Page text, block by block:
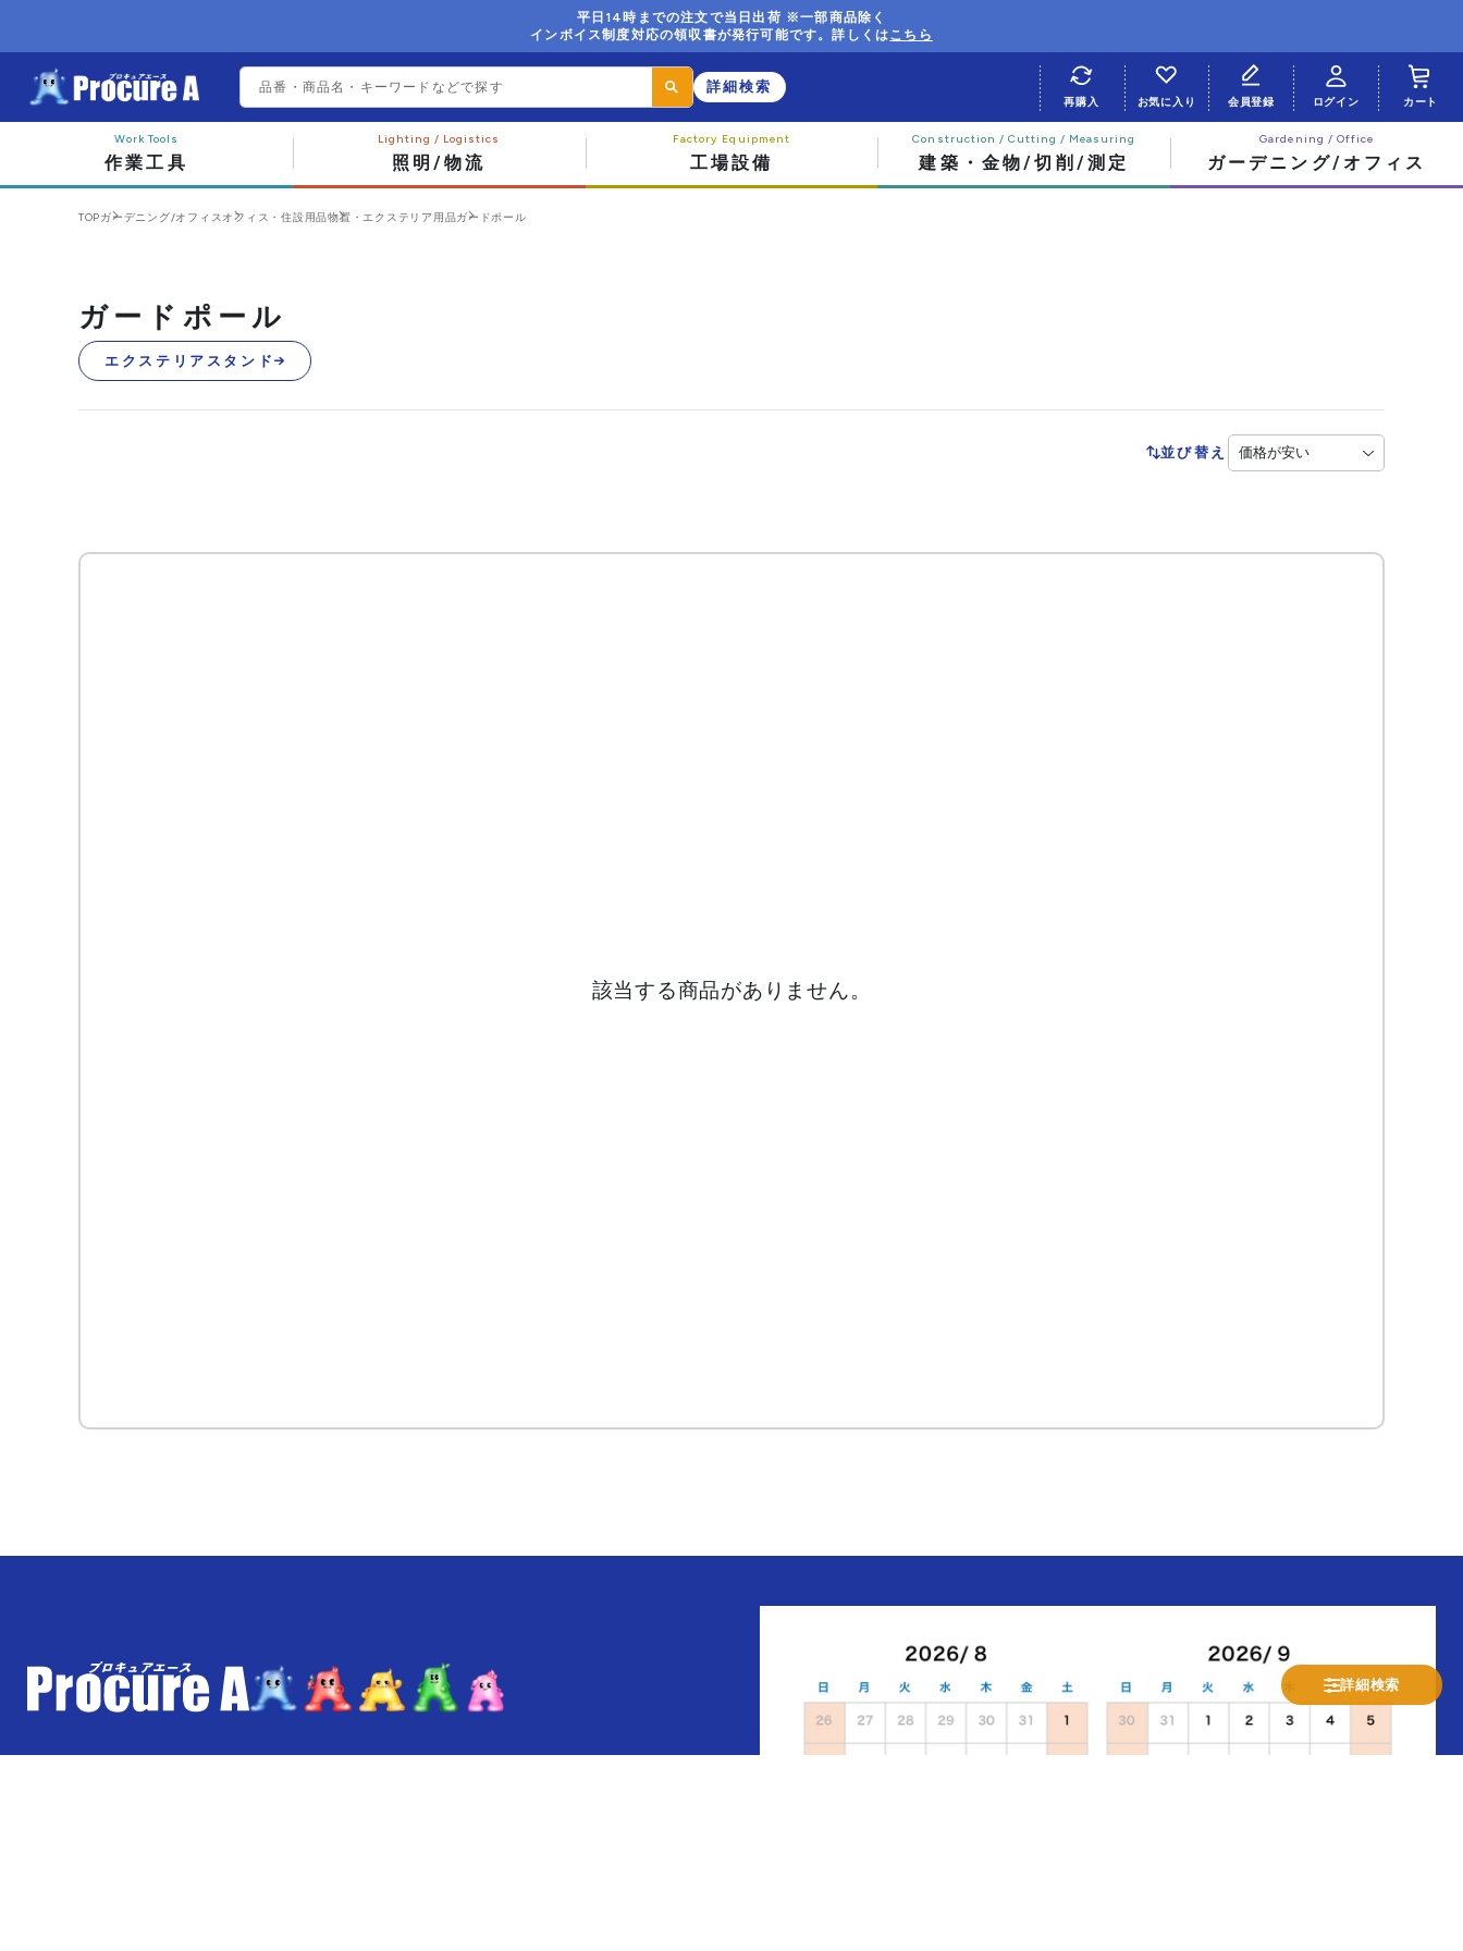
平日14時までの注文で当日出荷 ※一部商品除く
インボイス制度対応の領収書が発行可能です。詳しくはこちら
詳細検索
作業工具 照明/物流 工場設備 建築・金物/切削/測定 ガーデニング/オフィス
再購入 お気に入り 会員登録 ログイン カート
TOPガーデニング/オフィスオフィス・住設用品物置・エクステリア用品ガードポール
ガードポール
エクステリアスタンド
並び替え
詳細検索
該当する商品がありません。